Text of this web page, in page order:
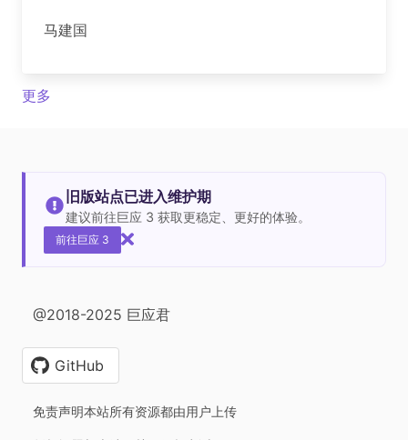
马建国
更多
旧版站点已进入维护期
建议前往巨应 3 获取更稳定、更好的体验。
前往巨应 3
@2018-2025 巨应君
GitHub
免责声明本站所有资源都由用户上传